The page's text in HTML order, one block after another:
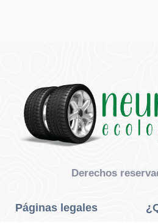
Derechos
Páginas legales